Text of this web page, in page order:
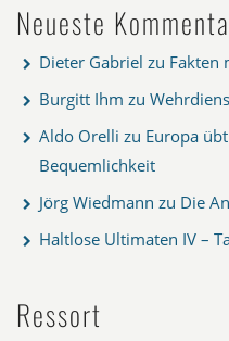
Neueste
Dieter Gabriel zu Fakten
Burgitt Ihm zu
Aldo Orelli zu Europa
Bequemlichkeit
Jörg Wiedmann zu Die
Haltlose Ultimaten IV –
Ressort